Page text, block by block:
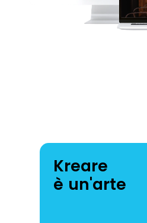
Kreare
è un'arte